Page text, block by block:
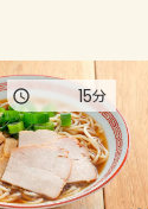
15分